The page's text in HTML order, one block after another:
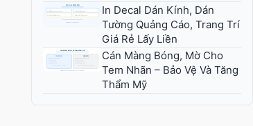
In Decal Dán Kính, Dán
Tường Quảng Cáo, Trang Trí
Giá Rẻ Lấy Liền
Cán Màng Bóng, Mờ Cho
Tem Nhãn – Bảo Vệ Và Tăng
Thẩm Mỹ